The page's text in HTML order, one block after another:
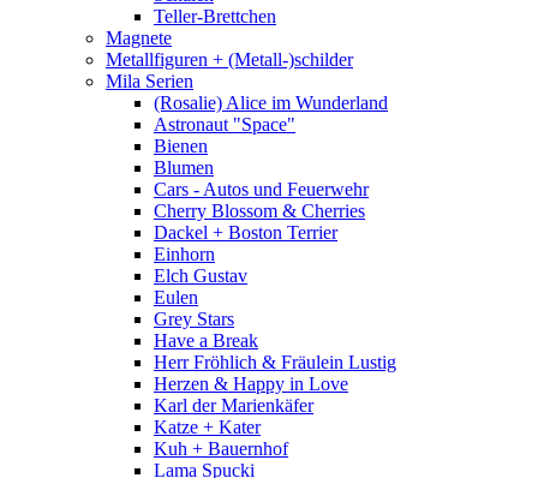
Teller-Brettchen
Magnete
Metallfiguren + (Metall-)schilder
Mila Serien
(Rosalie) Alice im Wunderland
Astronaut "Space"
Bienen
Blumen
Cars - Autos und Feuerwehr
Cherry Blossom & Cherries
Dackel + Boston Terrier
Einhorn
Elch Gustav
Eulen
Grey Stars
Have a Break
Herr Fröhlich & Fräulein Lustig
Herzen & Happy in Love
Karl der Marienkäfer
Katze + Kater
Kuh + Bauernhof
Lama Spucki